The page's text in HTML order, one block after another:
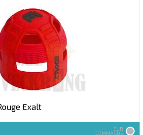
Exalt
SUR
COMMANDE